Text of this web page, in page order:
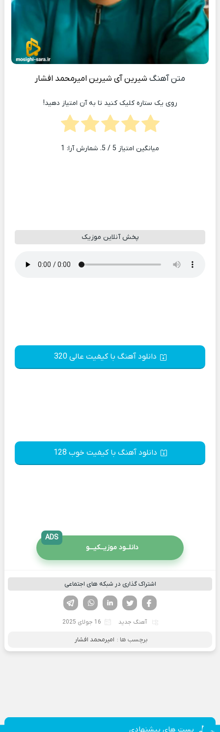
متن آهنگ شیرین آی شیرین امیرمحمد افشار
روی یک ستاره کلیک کنید تا به آن امتیاز دهید!
میانگین امتیاز 5 / 5. شمارش آرا: 1
پخش آنلاین موزیک
دانلود آهنگ با کیفیت عالی 320
دانلود آهنگ با کیفیت خوب 128
دانلــود موزیــکیـــو
ADS
اشتراک گذاری در شبکه های اجتماعی
لینکدین تویتر
فیسوک
آهنگ جدید 16 جولای 2025
برچسب ها : امیرمحمد افشار
پست های پیشنهادی